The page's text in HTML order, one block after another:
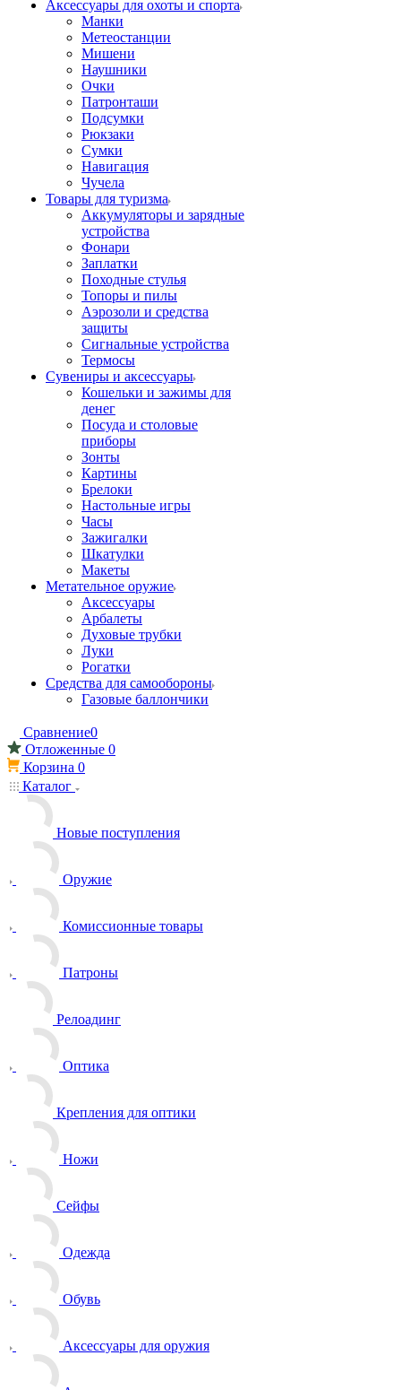
Аксессуары для охоты и спорта
Манки
Метеостанции
Мишени
Наушники
Очки
Патронташи
Подсумки
Рюкзаки
Сумки
Навигация
Чучела
Товары для туризма
Аккумуляторы и зарядные
устройства
Фонари
Заплатки
Походные стулья
Топоры и пилы
Аэрозоли и средства
защиты
Сигнальные устройства
Термосы
Сувениры и аксессуары
Кошельки и зажимы для
денег
Посуда и столовые
приборы
Зонты
Картины
Брелоки
Настольные игры
Часы
Зажигалки
Шкатулки
Макеты
Метательное оружие
Аксессуары
Арбалеты
Духовые трубки
Луки
Рогатки
Средства для самообороны
Газовые баллончики
Сравнение0
Отложенные 0
Корзина 0
Каталог
Новые поступления
Оружие
Комиссионные товары
Патроны
Релоадинг
Оптика
Крепления для оптики
Ножи
Сейфы
Одежда
Обувь
Аксессуары для оружия